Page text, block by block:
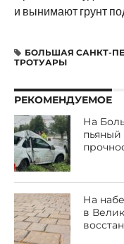
и вынимают грунт
БОЛЬШАЯ САНКТ-
ТРОТУАРЫ
РЕКОМЕНДУЕМОЕ
На
пьяный
На
в